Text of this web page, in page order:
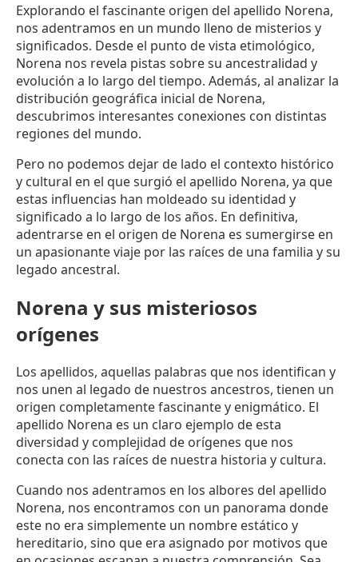
Explorando el fascinante origen del apellido Norena,
nos adentramos en un mundo lleno de misterios y
significados. Desde el punto de vista etimológico,
Norena nos revela pistas sobre su ancestralidad y
evolución a lo largo del tiempo. Además, al analizar la
distribución geográfica inicial de Norena,
descubrimos interesantes conexiones con distintas
regiones del mundo.
Pero no podemos dejar de lado el contexto histórico
y cultural en el que surgió el apellido Norena, ya que
estas influencias han moldeado su identidad y
significado a lo largo de los años. En definitiva,
adentrarse en el origen de Norena es sumergirse en
un apasionante viaje por las raíces de una familia y su
legado ancestral.
Norena y sus misteriosos
orígenes
Los apellidos, aquellas palabras que nos identifican y
nos unen al legado de nuestros ancestros, tienen un
origen completamente fascinante y enigmático. El
apellido Norena es un claro ejemplo de esta
diversidad y complejidad de orígenes que nos
conecta con las raíces de nuestra historia y cultura.
Cuando nos adentramos en los albores del apellido
Norena, nos encontramos con un panorama donde
este no era simplemente un nombre estático y
hereditario, sino que era asignado por motivos que